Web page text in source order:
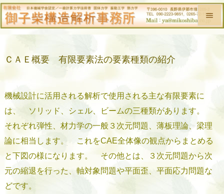

ＣＡＥ概要 有限要素法の要素種類の紹介
機械設計に活用される解析で使用される主な有限要素に
は、 ソリッド、シェル、ビームの三種類があります。
それぞれ弾性、材力学の一般３次元問題、薄板理論、梁理
論に相当します。 これをCAE全体像の観点からまとめる
と下図の様になります。 その他とは、３次元問題から次
元の縮退を行った、軸対象問題や平面歪、平面応力問題な
どです。